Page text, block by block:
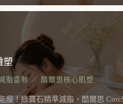
塑
脂雷射 ／ 酷爾思核心肌塑
瘦！綠寶石精準減脂，酷爾思